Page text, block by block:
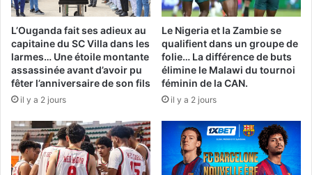
L’Ouganda fait ses adieux au
capitaine du SC Villa dans les
larmes… Une étoile montante
assassinée avant d’avoir pu
fêter l’anniversaire de son fils
il y a 2 jours
Le Nigeria et la Zambie se
qualifient dans un groupe de
folie… La différence de buts
élimine le Malawi du tournoi
féminin de la CAN.
il y a 2 jours